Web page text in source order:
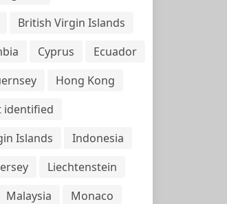
British Virgin Islands
Cyprus
Ecuador
Hong Kong
identified
Islands
Indonesia
Liechtenstein
Malaysia
Monaco